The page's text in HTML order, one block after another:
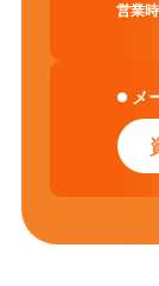
営業
メ